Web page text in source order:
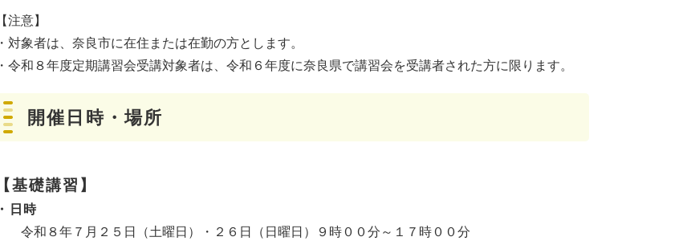
【注意】
・対象者は、奈良市に在住または在勤の方とします。
・令和８年度定期講習会受講対象者は、令和６年度に奈良県で講習会を受講者された方に限ります。
開催日時・場所
【基礎講習】
・日時
令和８年７月２５日（土曜日）・２６日（日曜日）９時００分～１７時００分​